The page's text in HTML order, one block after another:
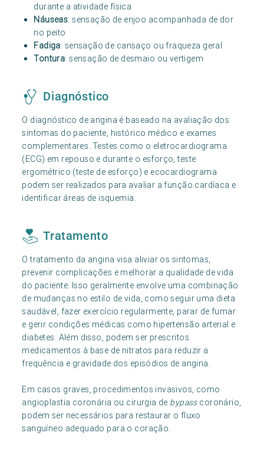
durante a atividade física
Náuseas: sensação de enjoo acompanhada de dor
no peito
Fadiga: sensação de cansaço ou fraqueza geral
Tontura: sensação de desmaio ou vertigem
Diagnóstico
O diagnóstico de angina é baseado na avaliação dos
sintomas do paciente, histórico médico e exames
complementares. Testes como o eletrocardiograma
(ECG) em repouso e durante o esforço, teste
ergométrico (teste de esforço) e ecocardiograma
podem ser realizados para avaliar a função cardíaca e
identificar áreas de isquemia.
Tratamento
O tratamento da angina visa aliviar os sintomas,
prevenir complicações e melhorar a qualidade de vida
do paciente. Isso geralmente envolve uma combinação
de mudanças no estilo de vida, como seguir uma dieta
saudável, fazer exercício regularmente, parar de fumar
e gerir condições médicas como hipertensão arterial e
diabetes. Além disso, podem ser prescritos
medicamentos à base de nitratos para reduzir a
frequência e gravidade dos episódios de angina.
Em casos graves, procedimentos invasivos, como
angioplastia coronária ou cirurgia de bypasscoronário,
podem ser necessários para restaurar o fluxo
sanguíneo adequado para o coração.